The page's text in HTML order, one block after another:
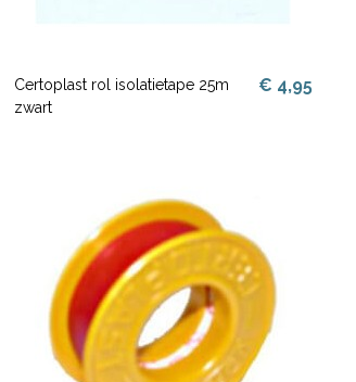
Certoplast rol isolatietape 25m
zwart
€ 4,95